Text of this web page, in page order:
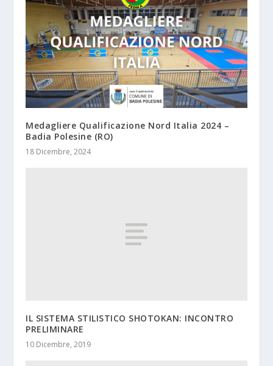
Medagliere Qualificazione Nord Italia 2024 –
Badia Polesine (RO)
18 Dicembre, 2024
IL SISTEMA STILISTICO SHOTOKAN: INCONTRO
PRELIMINARE
10 Dicembre, 2019